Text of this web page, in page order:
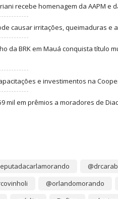
recebe homenagem da AAPM e
causar irritações, queimaduras e
da BRK em Mauá conquista título
e investimentos na
mil em prêmios a moradores de
@orlandomorando